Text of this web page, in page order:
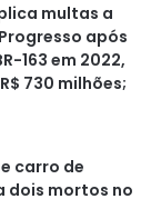
multas a
após
163 em 2022,
730 milhões;
carro de
dois mortos no